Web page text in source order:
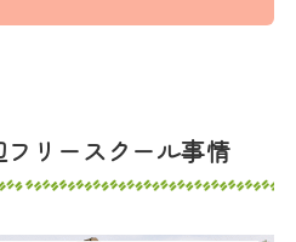
リースクール事情